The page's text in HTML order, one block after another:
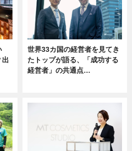
出
世界33カ国の経営者を見てき
たトップが語る、「成功する
経営者」の共通点…